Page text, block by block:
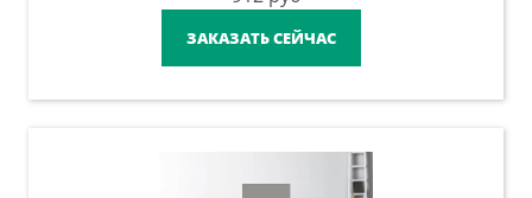
ЗАКАЗАТЬ СЕЙЧАС